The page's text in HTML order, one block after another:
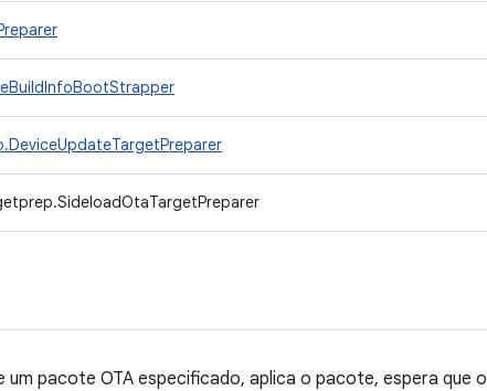
pacote OTA especificado, aplica o pacote, espera que o